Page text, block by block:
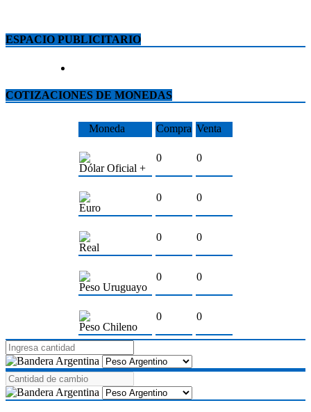
ESPACIO PUBLICITARIO
COTIZACIONES DE MONEDAS
Moneda Compra Venta
Dólar Oficial +
0 0
Euro
0 0
Real
0 0
Peso Uruguayo
0 0
Peso Chileno
0 0